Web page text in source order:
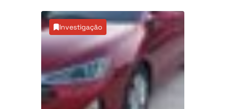
Investigação